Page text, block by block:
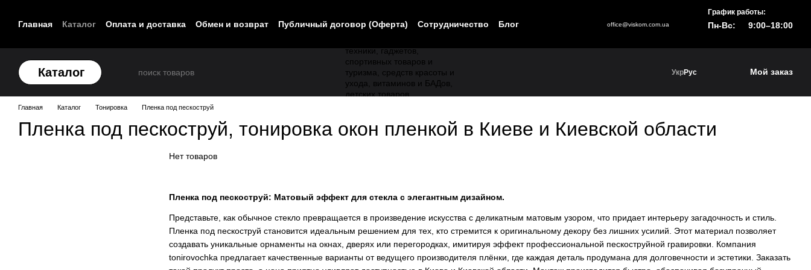
Главная
Каталог Оплата и доставка Обмен и возврат Публичный договор (Оферта) Сотрудничество
Блог
office@viskom.com.ua
График работы:
Пн-Вс: 9:00–18:00
Каталог УкрРус Мой заказ
Главная Каталог Тонировка Пленка под пескоструй
Пленка под пескоструй, тонировка окон пленкой в Киеве и Киевской области
Пленка под пескоструй: Матовый эффект для стекла с элегантным дизайном.
Представьте, как обычное стекло превращается в произведение искусства с деликатным матовым узором, что придает интерьеру загадочность и стиль.
Пленка под пескоструй становится идеальным решением для тех, кто стремится к оригинальному декору без лишних усилий. Этот материал позволяет
создавать уникальные орнаменты на окнах, дверях или перегородках, имитируя эффект профессиональной пескоструйной гравировки. Компания
tonirovochka предлагает качественные варианты от ведущего производителя плёнки, где каждая деталь продумана для долговечности и эстетики. Заказать
Нет товаров